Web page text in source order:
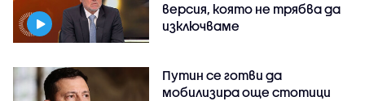
версия, която не трябва да
изключваме
Путин се готви да
мобилизира още стотици